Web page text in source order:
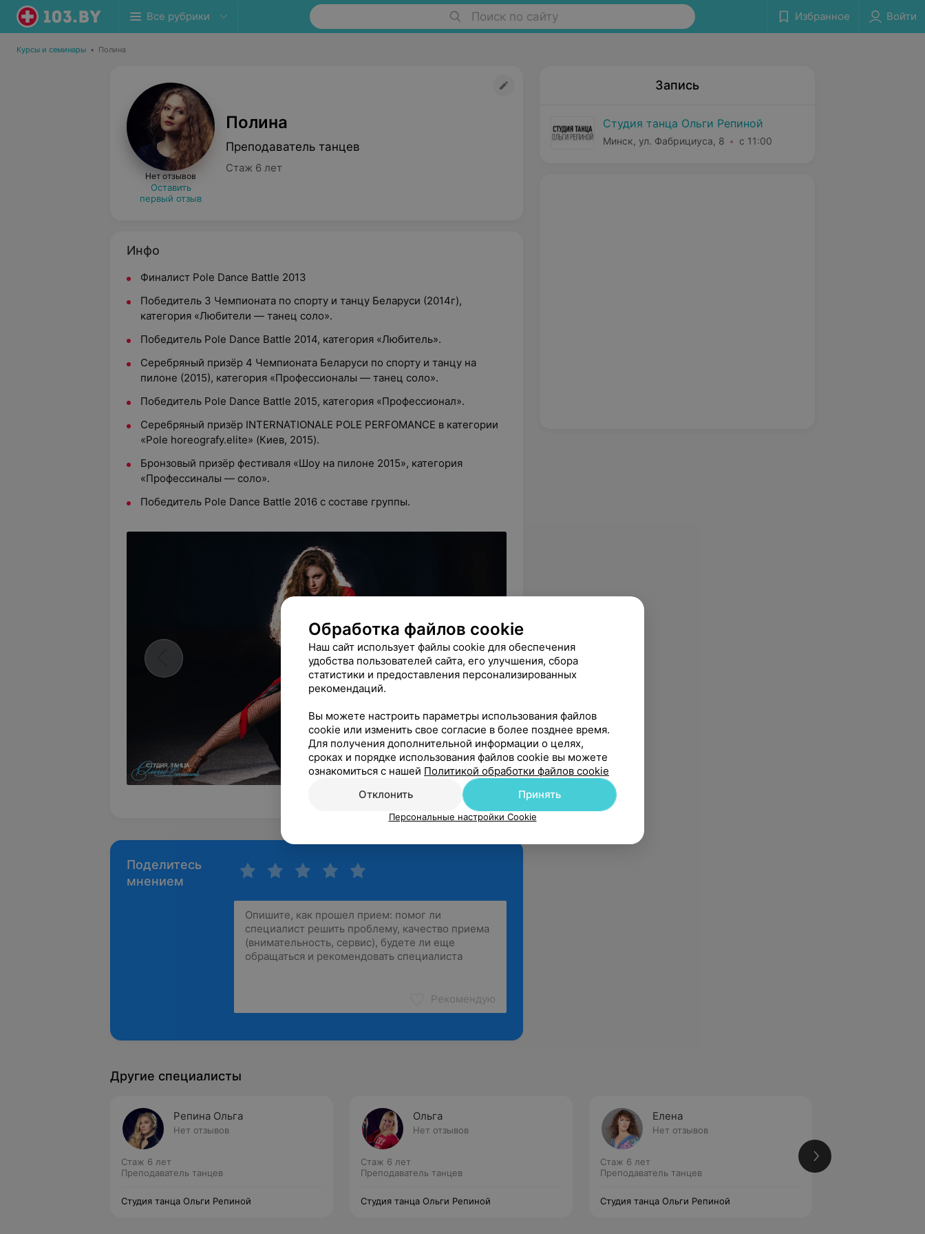
Все рубрики Поиск по сайту Избранное Войти
Курсы и семинары • Полина
Нет отзывов
Оставить
первый отзыв
Полина
Преподаватель танцев
Стаж 6 лет
Инфо
Финалист Pole Dance Battle 2013
Победитель 3 Чемпионата по спорту и танцу Беларуси (2014г),
категория «Любители — танец соло».
Победитель Pole Dance Battle 2014, категория «Любитель».
Серебряный призёр 4 Чемпионата Беларуси по спорту и танцу на
пилоне (2015), категория «Профессионалы — танец соло».
Победитель Pole Dance Battle 2015, категория «Профессионал».
Серебряный призёр INTERNATIONALE POLE PERFOMANCE в категории
«Pole horeografy.elite» (Киев, 2015).
Бронзовый призёр фестиваля «Шоу на пилоне 2015», категория
«Профессиналы — соло».
Победитель Pole Dance Battle 2016 с составе группы.
Поделитесь
мнением
Рекомендую
Запись
Студия танца Ольги Репиной
Минск, ул. Фабрициуса, 8 с 11:00
Другие специалисты
Репина Ольга
Нет отзывов
Стаж 6 лет
Преподаватель танцев
Студия танца Ольги Репиной
Ольга
Нет отзывов
Стаж 6 лет
Преподаватель танцев
Студия танца Ольги Репиной
Елена
Нет отзывов
Стаж 6 лет
Преподаватель танцев
Студия танца Ольги Репиной
Обработка файлов cookie
Наш сайт использует файлы cookie для обеспечения
удобства пользователей сайта, его улучшения, сбора
статистики и предоставления персонализированных
рекомендаций.
Вы можете настроить параметры использования файлов
cookie или изменить свое согласие в более позднее время.
Для получения дополнительной информации о целях,
сроках и порядке использования файлов cookie вы можете
ознакомиться с нашей Политикой обработки файлов cookie
Отклонить
Принять
Персональные настройки Cookie